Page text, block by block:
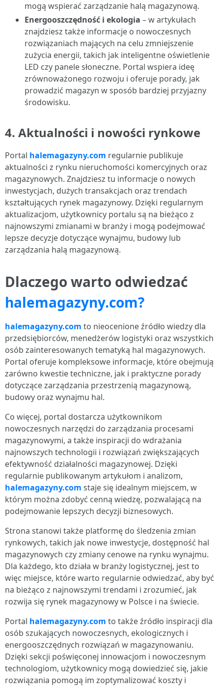
mogą wspierać zarządzanie halą magazynową.
Energooszczędność i ekologia – w artykułach
znajdziesz także informacje o nowoczesnych
rozwiązaniach mających na celu zmniejszenie
zużycia energii, takich jak inteligentne oświetlenie
LED czy panele słoneczne. Portal wspiera ideę
zrównoważonego rozwoju i oferuje porady, jak
prowadzić magazyn w sposób bardziej przyjazny
środowisku.
4. Aktualności i nowości rynkowe
Portal halemagazyny.com regularnie publikuje
aktualności z rynku nieruchomości komercyjnych oraz
magazynowych. Znajdziesz tu informacje o nowych
inwestycjach, dużych transakcjach oraz trendach
kształtujących rynek magazynowy. Dzięki regularnym
aktualizacjom, użytkownicy portalu są na bieżąco z
najnowszymi zmianami w branży i mogą podejmować
lepsze decyzje dotyczące wynajmu, budowy lub
zarządzania halą magazynową.
Dlaczego warto odwiedzać
halemagazyny.com?
halemagazyny.com to nieocenione źródło wiedzy dla
przedsiębiorców, menedżerów logistyki oraz wszystkich
osób zainteresowanych tematyką hal magazynowych.
Portal oferuje kompleksowe informacje, które obejmują
zarówno kwestie techniczne, jak i praktyczne porady
dotyczące zarządzania przestrzenią magazynową,
budowy oraz wynajmu hal.
Co więcej, portal dostarcza użytkownikom
nowoczesnych narzędzi do zarządzania procesami
magazynowymi, a także inspiracji do wdrażania
najnowszych technologii i rozwiązań zwiększających
efektywność działalności magazynowej. Dzięki
regularnie publikowanym artykułom i analizom,
halemagazyny.com staje się idealnym miejscem, w
którym można zdobyć cenną wiedzę, pozwalającą na
podejmowanie lepszych decyzji biznesowych.
Strona stanowi także platformę do śledzenia zmian
rynkowych, takich jak nowe inwestycje, dostępność hal
magazynowych czy zmiany cenowe na rynku wynajmu.
Dla każdego, kto działa w branży logistycznej, jest to
więc miejsce, które warto regularnie odwiedzać, aby być
na bieżąco z najnowszymi trendami i zrozumieć, jak
rozwija się rynek magazynowy w Polsce i na świecie.
Portal halemagazyny.com to także źródło inspiracji dla
osób szukających nowoczesnych, ekologicznych i
energooszczędnych rozwiązań w magazynowaniu.
Dzięki sekcji poświęconej innowacjom i nowoczesnym
technologiom, użytkownicy mogą dowiedzieć się, jakie
rozwiązania pomogą im zoptymalizować koszty i